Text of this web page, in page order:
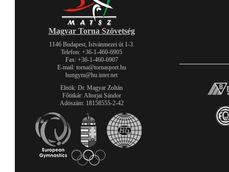
Magyar Torna Szövetség
1146 Budapest, Istvánmezei út 1-3.
Telefon: +36-1-460-6905
Fax: +36-1-460-6907
E-mail: torna@tornasport.hu
hungym@hu.inter.net
Elnök: Dr. Magyar Zoltán
Főtitkár: Altorjai Sándor
Adószám: 18158555-2-42